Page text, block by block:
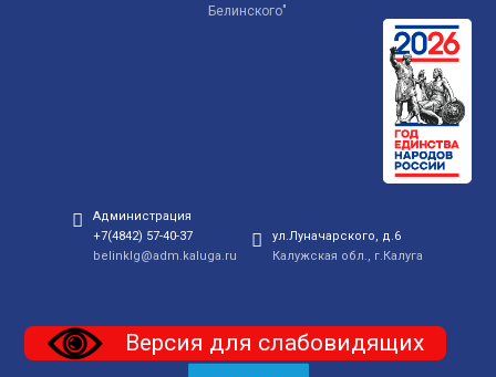
Белинского"
Администрация
+7(4842) 57-40-37
belinklg@adm.kaluga.ru
ул.Луначарского, д.6
Калужская обл., г.Калуга
Версия для слабовидящих